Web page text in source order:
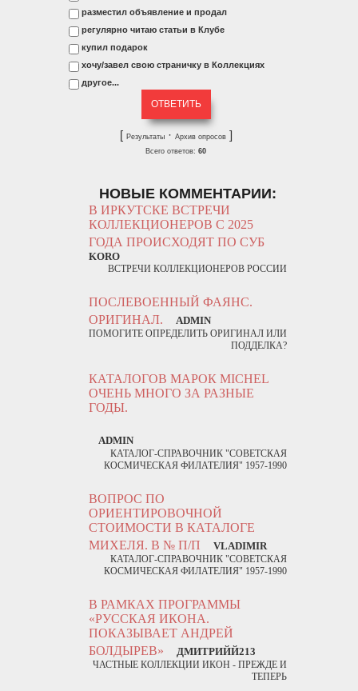
разместил объявление и продал
регулярно читаю статьи в Клубе
купил подарок
хочу/завел свою страничку в Коллекциях
другое...
[ Результаты· Архив опросов]
Всего ответов: 60
НОВЫЕ КОММЕНТАРИИ:
В ИРКУТСКЕ ВСТРЕЧИ
КОЛЛЕКЦИОНЕРОВ С 2025
ГОДА ПРОИСХОДЯТ ПО СУБ
KORO
ВСТРЕЧИ КОЛЛЕКЦИОНЕРОВ РОССИИ
ПОСЛЕВОЕННЫЙ ФАЯНС.
ОРИГИНАЛ.
ADMIN
ПОМОГИТЕ ОПРЕДЕЛИТЬ ОРИГИНАЛ ИЛИ
ПОДДЕЛКА?
КАТАЛОГОВ МАРОК MICHEL
ОЧЕНЬ МНОГО ЗА РАЗНЫЕ
ГОДЫ.
ADMIN
КАТАЛОГ-СПРАВОЧНИК "СОВЕТСКАЯ
КОСМИЧЕСКАЯ ФИЛАТЕЛИЯ" 1957-1990
ВОПРОС ПО
ОРИЕНТИРОВОЧНОЙ
СТОИМОСТИ В КАТАЛОГЕ
МИХЕЛЯ. В № П/П
VLADIMIR
КАТАЛОГ-СПРАВОЧНИК "СОВЕТСКАЯ
КОСМИЧЕСКАЯ ФИЛАТЕЛИЯ" 1957-1990
В РАМКАХ ПРОГРАММЫ
«РУССКАЯ ИКОНА.
ПОКАЗЫВАЕТ АНДРЕЙ
БОЛДЫРЕВ»
ДМИТРИЙЙ213
ЧАСТНЫЕ КОЛЛЕКЦИИ ИКОН - ПРЕЖДЕ И
ТЕПЕРЬ